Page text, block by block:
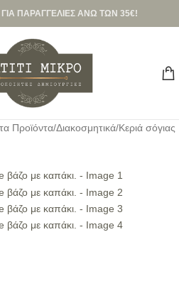
ΠΑΡΑΓΓΕΛΙΕΣ ΑΝΩ ΤΩΝ 35€!
Προϊόντα/Διακοσμητικά/Κεριά σόγιας